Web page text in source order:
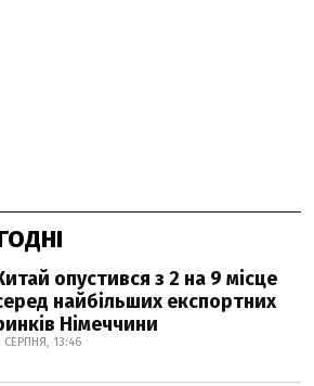
опустився з 2 на 9 місце
найбільших експортних
Німеччини
СЕРПНЯ, 13:46